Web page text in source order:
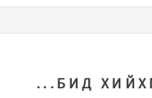
...БИД